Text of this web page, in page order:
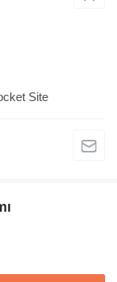
Rocket Site